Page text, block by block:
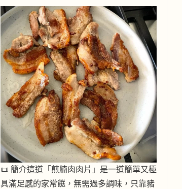
📜 簡介這道「煎腩肉肉片」是一道簡單又極
具滿足感的家常餸，無需過多調味，只靠豬